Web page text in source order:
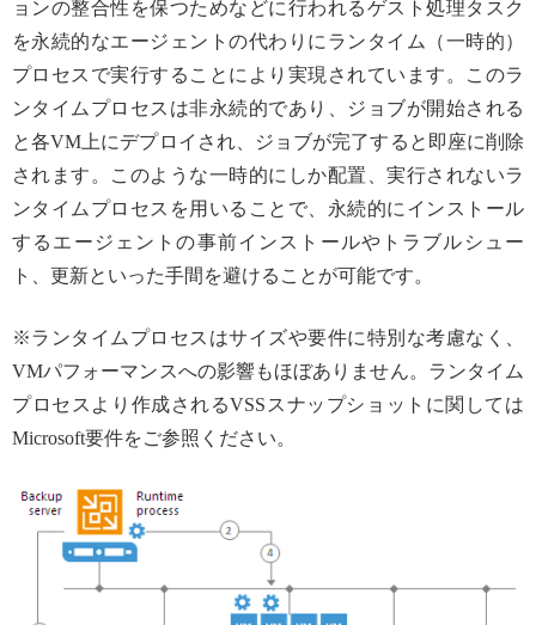
ョンの整合性を保つためなどに行われるゲスト処理タスク
を永続的なエージェントの代わりにランタイム（一時的）
プロセスで実行することにより実現されています。このラ
ンタイムプロセスは非永続的であり、ジョブが開始される
と各VM上にデプロイされ、ジョブが完了すると即座に削除
されます。このような一時的にしか配置、実行されないラ
ンタイムプロセスを用いることで、永続的にインストール
するエージェントの事前インストールやトラブルシュー
ト、更新といった手間を避けることが可能です。
※ランタイムプロセスはサイズや要件に特別な考慮なく、
VMパフォーマンスへの影響もほぼありません。ランタイム
プロセスより作成されるVSSスナップショットに関しては
Microsoft要件をご参照ください。